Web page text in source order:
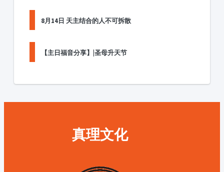
8月14日 天主结合的人不可拆散
【主日福音分享】|圣母升天节
真理文化